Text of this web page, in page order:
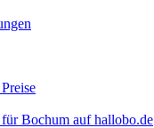
Bochum auf hallobo.de